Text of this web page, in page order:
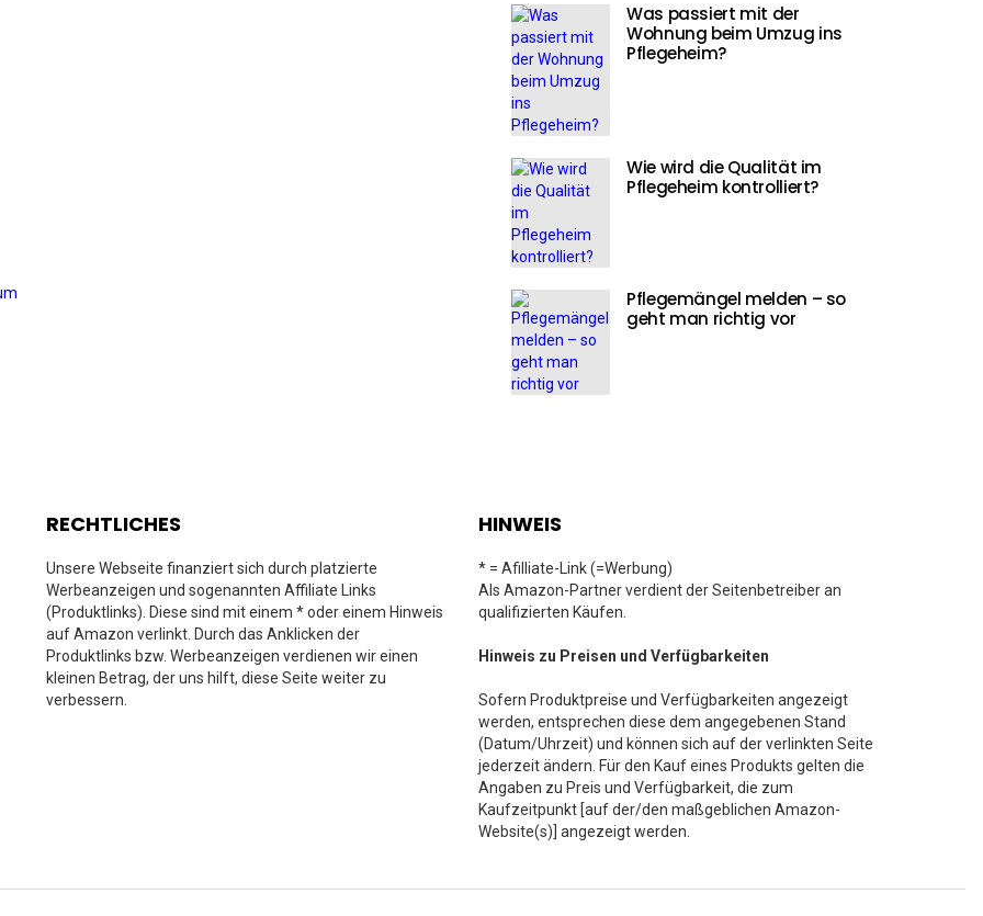
Was passiert mit der
Wohnung beim Umzug ins
Pflegeheim?
Wie wird die Qualität im
Pflegeheim kontrolliert?
Pflegemängel melden – so
geht man richtig vor
RECHTLICHES
Unsere Webseite finanziert sich durch platzierte
Werbeanzeigen und sogenannten Affiliate Links
(Produktlinks). Diese sind mit einem * oder einem Hinweis
auf Amazon verlinkt. Durch das Anklicken der
Produktlinks bzw. Werbeanzeigen verdienen wir einen
kleinen Betrag, der uns hilft, diese Seite weiter zu
verbessern.
HINWEIS
* = Afilliate-Link (=Werbung)
Als Amazon-Partner verdient der Seitenbetreiber an
qualifizierten Käufen.
Hinweis zu Preisen und Verfügbarkeiten
Sofern Produktpreise und Verfügbarkeiten angezeigt
werden, entsprechen diese dem angegebenen Stand
(Datum/Uhrzeit) und können sich auf der verlinkten Seite
jederzeit ändern. Für den Kauf eines Produkts gelten die
Angaben zu Preis und Verfügbarkeit, die zum
Kaufzeitpunkt [auf der/den maßgeblichen Amazon-
Website(s)] angezeigt werden.